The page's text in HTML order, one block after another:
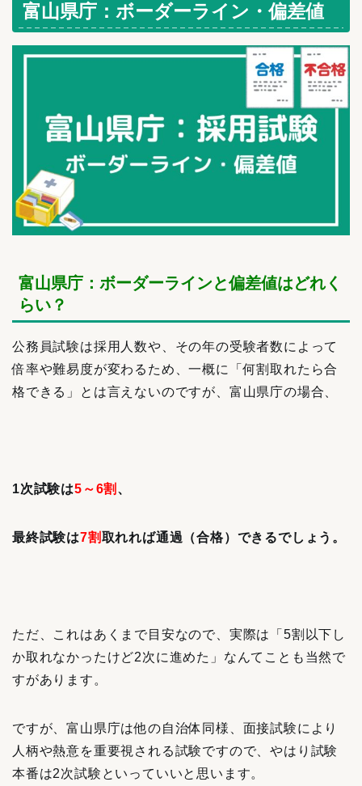
富山県庁：ボーダーライン・偏差値
富山県庁：ボーダーラインと偏差値はどれく
らい？
公務員試験は採用人数や、その年の受験者数によって
倍率や難易度が変わるため、一概に「何割取れたら合
格できる」とは言えないのですが、富山県庁の場合、
1次試験は5～6割 、
最終試験は7割取れれば通過（合格）できるでしょう。
ただ、これはあくまで目安なので、実際は「5割以下し
か取れなかったけど2次に進めた」なんてことも当然で
すがあります。
ですが、富山県庁は他の自治体同様、面接試験により
人柄や熱意を重要視される試験ですので、やはり試験
本番は2次試験といっていいと思います。